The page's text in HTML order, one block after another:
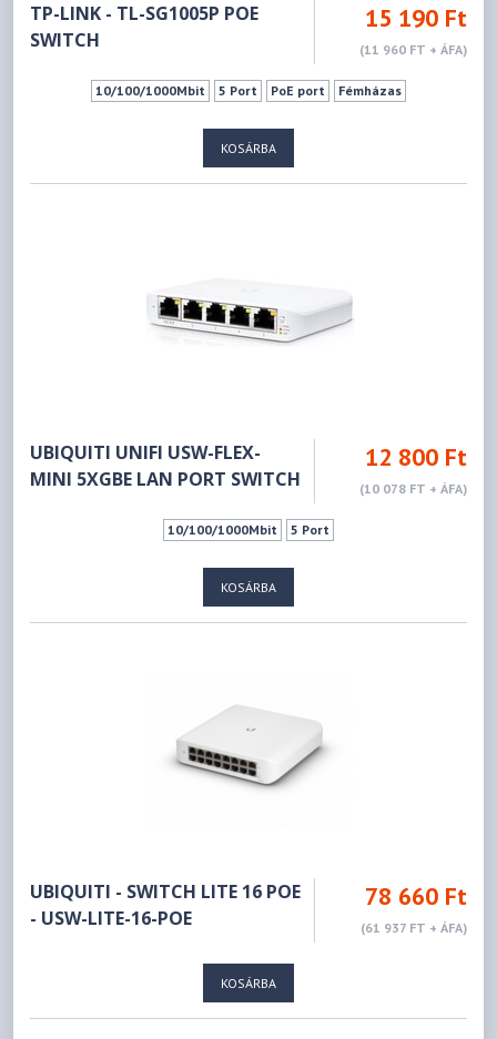
TP-LINK - TL-SG1005P POE
SWITCH
15 190 Ft
(11 960 FT + ÁFA)
10/100/1000Mbit 5 Port PoE port Fémházas
KOSÁRBA
UBIQUITI UNIFI USW-FLEX-
MINI 5XGBE LAN PORT SWITCH
12 800 Ft
(10 078 FT + ÁFA)
10/100/1000Mbit 5 Port
KOSÁRBA
UBIQUITI - SWITCH LITE 16 POE
- USW-LITE-16-POE
78 660 Ft
(61 937 FT + ÁFA)
KOSÁRBA